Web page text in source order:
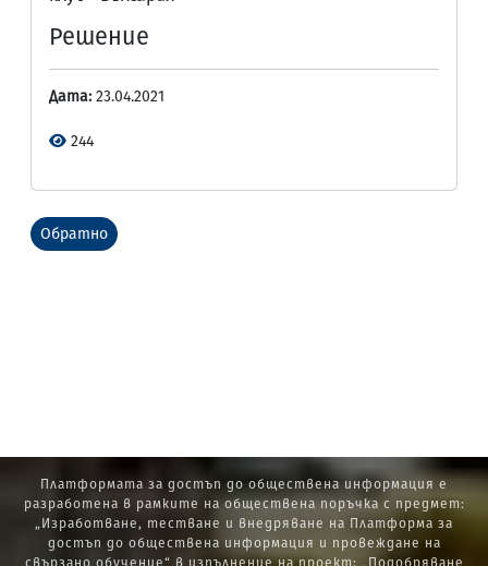
Решение
Дата: 23.04.2021
244
Обратно
Платформата за достъп до обществена информация е
разработена в рамките на обществена поръчка с предмет:
„Изработване, тестване и внедряване на Платформа за
достъп до обществена информация и провеждане на
свързано обучение“ в изпълнение на проект: „Подобряване